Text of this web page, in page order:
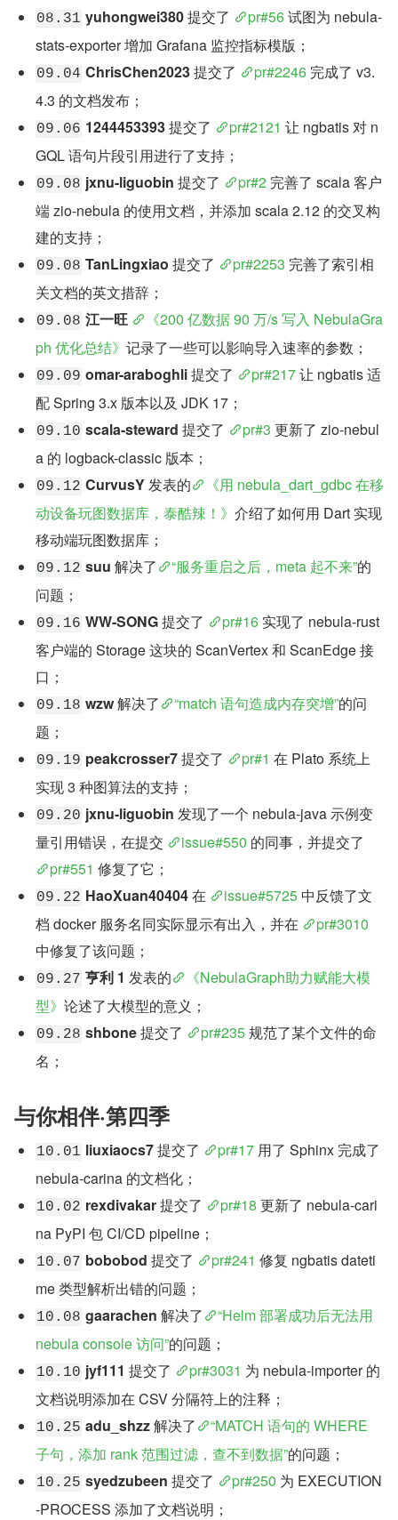
08.31 yuhongwei380 提交了 pr#56 试图为 nebula-
stats-exporter 增加 Grafana 监控指标模版；
09.04 ChrisChen2023 提交了 pr#2246 完成了 v3.
4.3 的文档发布；
09.06 1244453393 提交了 pr#2121 让 ngbatis 对 n
GQL 语句片段引用进行了支持；
09.08 jxnu-liguobin 提交了 pr#2 完善了 scala 客户
端 zio-nebula 的使用文档，并添加 scala 2.12 的交叉构
建的支持；
09.08 TanLingxiao 提交了 pr#2253 完善了索引相
关文档的英文措辞；
09.08 江一旺
《200 亿数据 90 万/s 写入 NebulaGra
ph 优化总结》 记录了一些可以影响导入速率的参数；
09.09 omar-araboghli 提交了 pr#217 让 ngbatis 适
配 Spring 3.x 版本以及 JDK 17；
09.10 scala-steward 提交了 pr#3 更新了 zio-nebul
a 的 logback-classic 版本；
09.12 CurvusY 发表的
《用 nebula_dart_gdbc 在移
动设备玩图数据库，泰酷辣！》 介绍了如何用 Dart 实现
移动端玩图数据库；
09.12 suu 解决了 “服务重启之后，meta 起不来”的
问题；
09.16 WW-SONG 提交了 pr#16 实现了 nebula-rust
客户端的 Storage 这块的 ScanVertex 和 ScanEdge 接
口；
09.18 wzw 解决了 “match 语句造成内存突增”的问
题；
09.19 peakcrosser7 提交了 pr#1 在 Plato 系统上
实现 3 种图算法的支持；
09.20 jxnu-liguobin 发现了一个 nebula-java 示例变
量引用错误，在提交
issue#550
pr#551 修复了它；
09.22 HaoXuan40404 在 issue#5725 中反馈了文
档 docker 服务名同实际显示有出入，并在
pr#3010
中修复了该问题；
09.27 亨利 1 发表的
《NebulaGraph助力赋能大模
型》 论述了大模型的意义；
09.28 shbone 提交了 pr#235 规范了某个文件的命
名；
与你相伴·第四季
10.01 liuxiaocs7 提交了 pr#17 用了 Sphinx 完成了
nebula-carina 的文档化；
10.02 rexdivakar 提交了 pr#18 更新了 nebula-cari
na PyPI 包 CI/CD pipeline；
10.07 bobobod 提交了 pr#241 修复 ngbatis dateti
me 类型解析出错的问题；
10.08 gaarachen 解决了
“Helm 部署成功后无法用
nebula console 访问”的问题；
10.10 jyf111 提交了 pr#3031 为 nebula-importer 的
文档说明添加在 CSV 分隔符上的注释；
10.25 adu_shzz 解决了
“MATCH 语句的 WHERE
子句，添加 rank 范围过滤，查不到数据”的问题；
10.25 syedzubeen 提交了 pr#250 为 EXECUTION
-PROCESS 添加了文档说明；